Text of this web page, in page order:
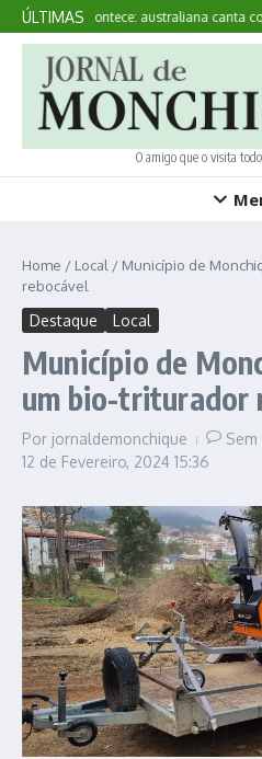
Ir para o conteúdo
ÚLTIMAS
Aqui Acontece: australiana canta
O amigo que o visita
Home / Local / Município de
rebocável
Destaque Local
Município de
um bio-triturador
Por jornaldemonchique
12 de Fevereiro, 2024 15:36